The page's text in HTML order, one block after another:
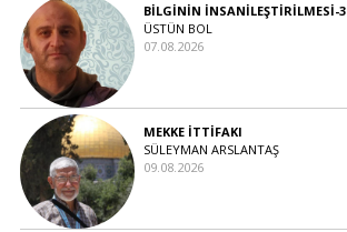
BİLGİNİN İNSANİLEŞTİRİLMESİ-3
ÜSTÜN BOL
07.08.2026
MEKKE İTTİFAKI
SÜLEYMAN ARSLANTAŞ
09.08.2026